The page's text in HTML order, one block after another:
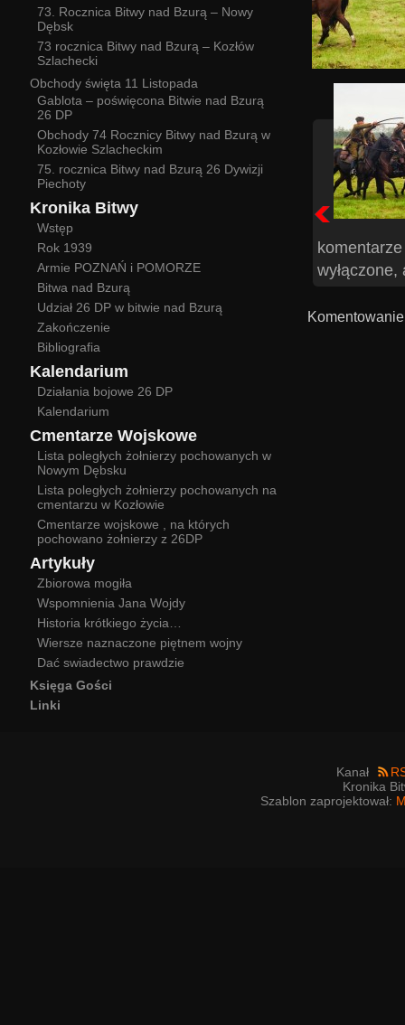
73. Rocznica Bitwy nad Bzurą – Nowy
Dębsk
73 rocznica Bitwy nad Bzurą – Kozłów
Szlachecki
Obchody święta 11 Listopada
Gablota – poświęcona Bitwie nad Bzurą
26 DP
Obchody 74 Rocznicy Bitwy nad Bzurą w
Kozłowie Szlacheckim
75. rocznica Bitwy nad Bzurą 26 Dywizji
Piechoty
Kronika Bitwy
Wstęp
Rok 1939
Armie POZNAŃ i POMORZE
Bitwa nad Bzurą
Udział 26 DP w bitwie nad Bzurą
Zakończenie
Bibliografia
Kalendarium
Działania bojowe 26 DP
Kalendarium
Cmentarze Wojskowe
Lista poległych żołnierzy pochowanych w
Nowym Dębsku
Lista poległych żołnierzy pochowanych na
cmentarzu w Kozłowie
Cmentarze wojskowe , na których
pochowano żołnierzy z 26DP
Artykuły
Zbiorowa mogiła
Wspomnienia Jana Wojdy
Historia krótkiego życia…
Wiersze naznaczone piętnem wojny
Dać swiadectwo prawdzie
Księga Gości
Linki
wyłączone,
Kanał
Kronika
Szablon zaprojektował: